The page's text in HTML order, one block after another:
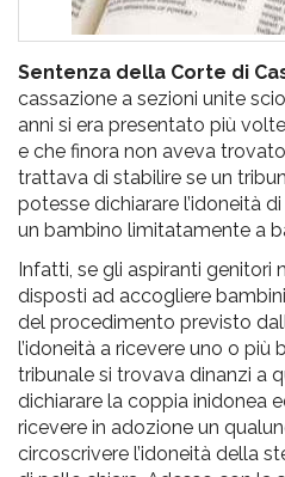
Sentenza della Corte di
cassazione a sezioni unite
anni si era presentato più
e che finora non aveva
trattava di stabilire se un
potesse dichiarare l’idoneità
un bambino limitatamente a
Infatti, se gli aspiranti genitori
disposti ad accogliere
del procedimento previsto
l’idoneità a ricevere uno o più
tribunale si trovava dinanzi a
dichiarare la coppia inidonea
ricevere in adozione un
circoscrivere l’idoneità della